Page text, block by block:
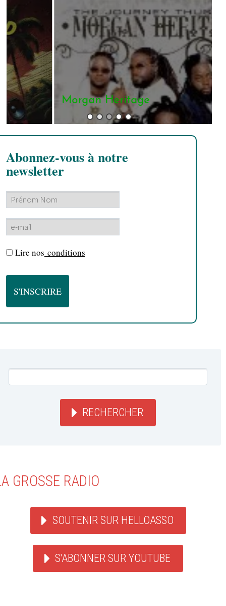
Morgan Heritage
Abonnez-vous à notre
newsletter
Lire nos conditions
RECHERCHER
GROSSE RADIO
SOUTENIR SUR HELLOASSO
S'ABONNER SUR YOUTUBE